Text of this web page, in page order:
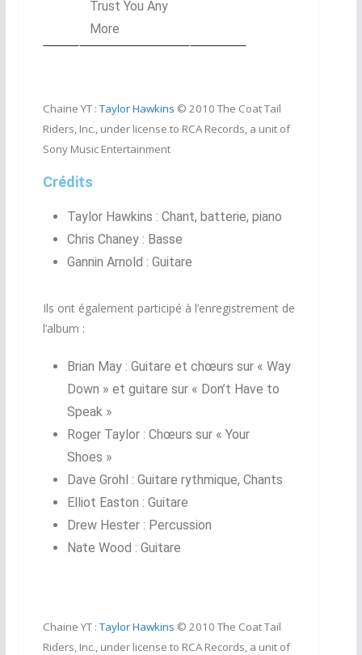
Trust You Any
More
Chaine YT :Taylor Hawkins © 2010 The Coat Tail
Riders, Inc., under license to RCA Records, a unit of
Sony Music Entertainment
Crédits
Taylor Hawkins : Chant, batterie, piano
Chris Chaney : Basse
Gannin Arnold : Guitare
Ils ont également participé à l’enregistrement de
l’album :
Brian May : Guitare et chœurs sur « Way
Down » et guitare sur « Don’t Have to
Speak »
Roger Taylor : Chœurs sur « Your
Shoes »
Dave Grohl : Guitare rythmique, Chants
Elliot Easton : Guitare
Drew Hester : Percussion
Nate Wood : Guitare
Chaine YT :Taylor Hawkins © 2010 The Coat Tail
Riders, Inc., under license to RCA Records, a unit of